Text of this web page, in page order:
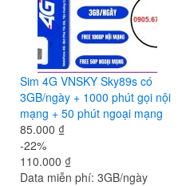
Sim 4G VNSKY Sky89s có
3GB/ngày + 1000 phút gọi nội
mạng + 50 phút ngoại mạng
85.000 ₫
-22%
110.000 ₫
Data miễn phí: 3GB/ngày